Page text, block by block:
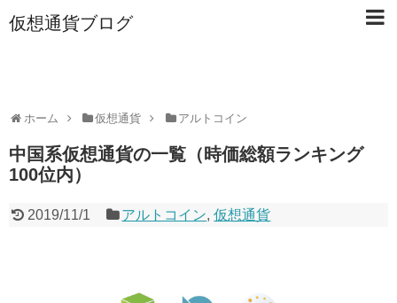
仮想通貨ブログ
ホーム 仮想通貨 アルトコイン
中国系仮想通貨の一覧（時価総額ランキング
100位内）
2019/11/1 アルトコイン,仮想通貨